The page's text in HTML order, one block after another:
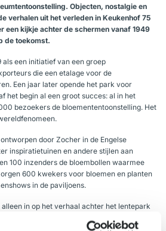
Objecten, nostalgie en
verhalen uit het verleden in Keukenhof 75
een kijkje achter de schermen vanaf 1949
de toekomst.
als een initiatief van een groep
die een etalage voor de
Een jaar later opende het park voor
het begin al een groot succes: al in het
bezoekers de bloemententoonstelling. Het
door Zocher in de Engelse
inspiratietuinen en andere stijlen aan
100 inzenders de bloembollen waarmee
600 kwekers voor bloemen en planten
in de paviljoens.
in op het verhaal achter het lentepark
kasteel. Daarnaast is er